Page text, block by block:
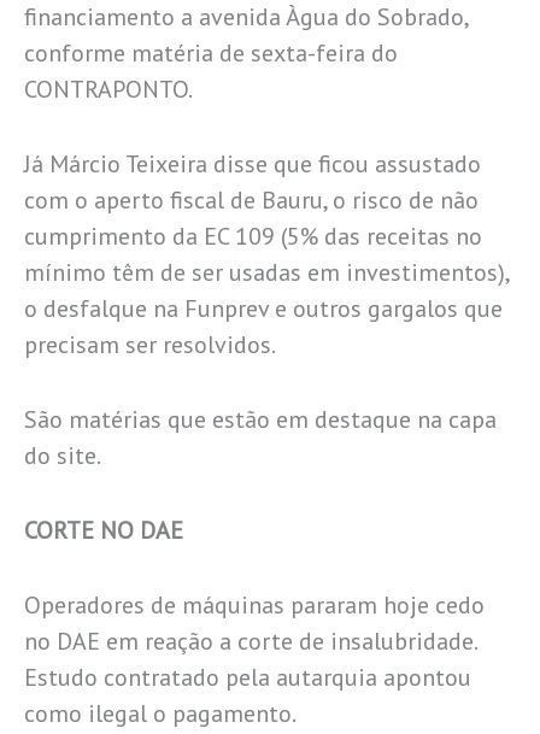
financiamento a avenida Àgua do Sobrado,
conforme matéria de sexta-feira do
CONTRAPONTO.
Já Márcio Teixeira disse que ficou assustado
com o aperto fiscal de Bauru, o risco de não
cumprimento da EC 109 (5% das receitas no
mínimo têm de ser usadas em investimentos),
o desfalque na Funprev e outros gargalos que
precisam ser resolvidos.
São matérias que estão em destaque na capa
do site.
CORTE NO DAE
Operadores de máquinas pararam hoje cedo
no DAE em reação a corte de insalubridade.
Estudo contratado pela autarquia apontou
como ilegal o pagamento.